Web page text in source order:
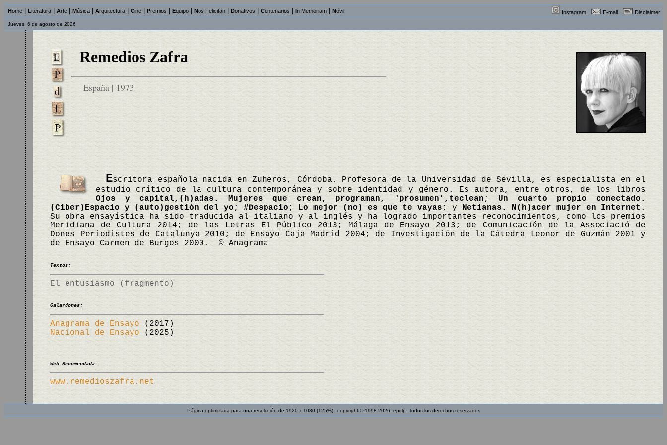
Home Literatura Arte Música Arquitectura Cine Premios Equipo Nos Felicitan Donativos Centenarios In Memoriam Móvil Instagram E-mail Disclaimer
Jueves, 6 de agosto de 2026
Remedios Zafra
España | 1973
Escritora española nacida en Zuheros, Córdoba. Profesora de la Universidad de Sevilla, es especialista en el
estudio crítico de la cultura contemporánea y sobre identidad y género. Es autora, entre otros, de los libros
Ojos y capital,(h)adas. Mujeres que crean, programan, 'prosumen',teclean ; Un cuarto propio conectado.
(Ciber)Espacio y (auto)gestión del yo ;#Despacio; Lo mejor (no) es que te vayas; y Netianas. N(h)acer mujer en Internet.
Su obra ensayística ha sido traducida al italiano y al inglés y ha logrado importantes reconocimientos, como los premios
Meridiana de Cultura 2014; de las Letras El Público 2013; Málaga de Ensayo 2013; de Comunicación de la Associació de
Dones Periodistes de Catalunya 2010; de Ensayo Caja Madrid 2004; de Investigación de la Cátedra Leonor de Guzmán 2001 y
de Ensayo Carmen de Burgos 2000. © Anagrama
Textos:
El entusiasmo (fragmento)
Galardones:
Anagrama de Ensayo (2017)
Nacional de Ensayo (2025)
Web Recomendada:
www.remedioszafra.net
Página optimizada para una resolución de 1920 x 1080 (125%) - copyright © 1998-2026, epdlp. Todos los derechos reservados